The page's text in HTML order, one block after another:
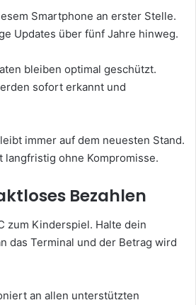
Smartphone an erster Stelle.
Updates über fünf Jahre hinweg.
bleiben optimal geschützt.
sofort erkannt und
immer auf dem neuesten Stand.
langfristig ohne Kompromisse.
Bezahlen
zum Kinderspiel. Halte dein
das Terminal und der Betrag wird
an allen unterstützten